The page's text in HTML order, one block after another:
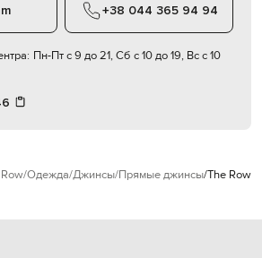
+38 044 365 94 94
Пн-Пт с 9 до 21, Сб с 10 до 19, Вс с 10
Одежда Джинсы Прямые джинсы The Row